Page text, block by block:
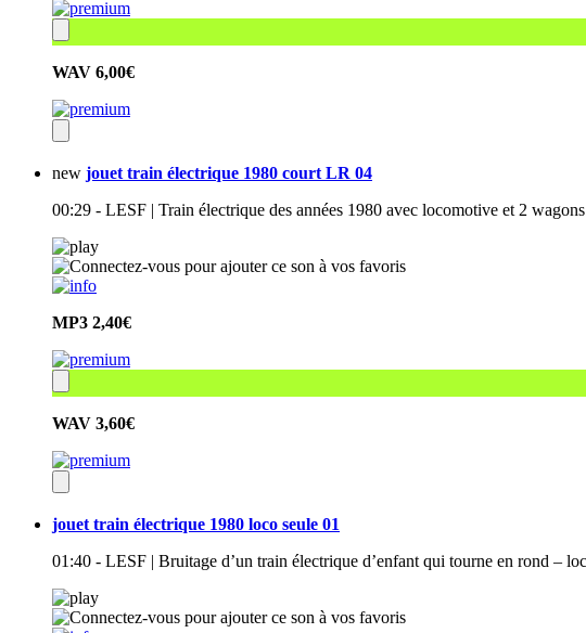
WAV 6,00€
new jouet train électrique 1980 court LR 04
00:29 - LESF | Train électrique des années 1980 avec locomotive et 2
MP3 2,40€
WAV 3,60€
jouet train électrique 1980 loco seule 01
01:40 - LESF | Bruitage d’un train électrique d’enfant qui tourne en rond –